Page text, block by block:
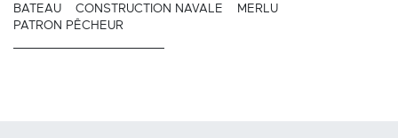
BATEAU
CONSTRUCTION NAVALE
MERLU
PATRON PÊCHEUR